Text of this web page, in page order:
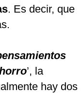
. Es decir, que
’, la
hay dos